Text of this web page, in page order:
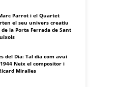
Parrot i el Quartet
el seu univers creatiu
la Porta Ferrada de Sant
del Dia: Tal dia com avui
Neix el compositor i
Miralles